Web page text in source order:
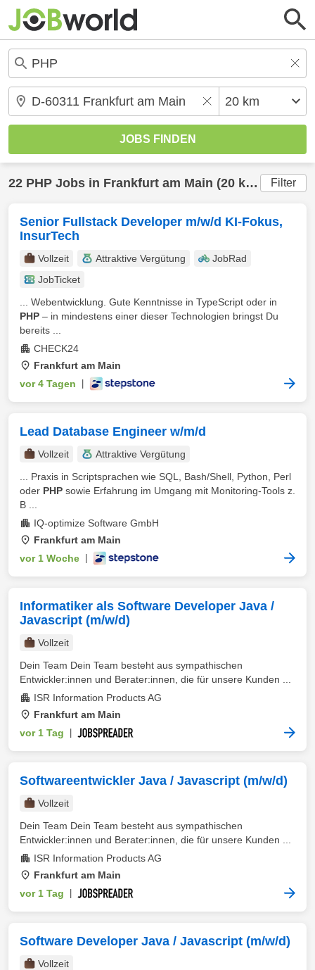
22 PHP Jobs in Frankfurt am Main (20 km) gefunden Filter
Senior Fullstack Developer m/w/d KI-Fokus,
InsurTech
Vollzeit Attraktive Vergütung
JobRad
JobTicket
... Webentwicklung. Gute Kenntnisse in TypeScript oder in
PHP – in mindestens einer dieser Technologien bringst Du
bereits ...
CHECK24
Frankfurt am Main
vor 4 Tagen
Lead Database Engineer w/m/d
Vollzeit
Attraktive Vergütung
... Praxis in Scriptsprachen wie SQL, Bash/Shell, Python, Perl
oder PHP sowie Erfahrung im Umgang mit Monitoring-Tools z.
B ...
IQ-optimize Software GmbH
Frankfurt am Main
vor 1 Woche
Informatiker als Software Developer Java /
Javascript (m/w/d)
Vollzeit
Dein Team Dein Team besteht aus sympathischen
Entwickler:innen und Berater:innen, die für unsere Kunden ...
ISR Information Products AG
Frankfurt am Main
vor 1 Tag
Softwareentwickler Java / Javascript (m/w/d)
Vollzeit
Dein Team Dein Team besteht aus sympathischen
Entwickler:innen und Berater:innen, die für unsere Kunden ...
ISR Information Products AG
Frankfurt am Main
vor 1 Tag
Software Developer Java / Javascript (m/w/d)
Vollzeit